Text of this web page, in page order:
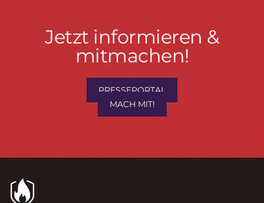
Jetzt
informieren
mitmachen!
Jetzt informieren &
mitmachen!
PRESSEPORTAL
MACH MIT!